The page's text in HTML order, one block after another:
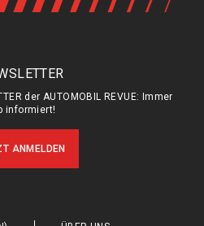
der AUTOMOBIL REVUE: Immer
informiert!
ANMELDEN